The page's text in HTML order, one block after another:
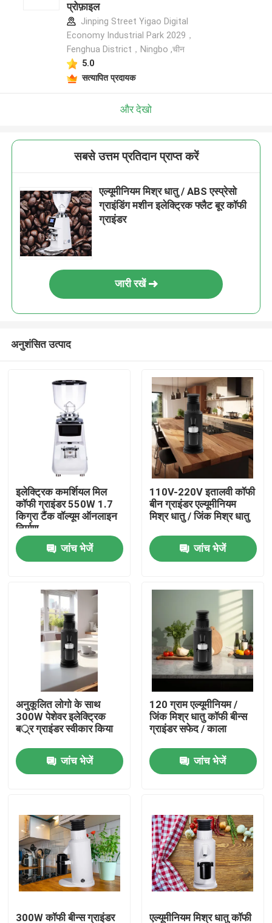
उत्पादों
वीआर दिखाएँ
हमारे बारे में
कारखाना भ्रमण
गुणवत्ता नियंत्रण
मामलों
कॉफी बीन ग्राइंडर
गड़गड़ाहट कॉफी की चक्की
प्रोफ़ाइल
Jinping Street Yigao Digital
Economy Industrial Park 2029，
Fenghua District，Ningbo ,चीन
5.0
सत्यापित प्रदायक
और देखो
सबसे उत्तम प्रतिदान प्राप्त करें
एल्यूमीनियम मिश्र धातु / ABS एस्प्रेसो
ग्राइंडिंग मशीन इलेक्ट्रिक फ्लैट बूर कॉफी
ग्राइंडर
जारी रखें
अनुशंसित उत्पाद
इलेक्ट्रिक कमर्शियल मिल
कॉफी ग्राइंडर 550W 1.7
किग्रा टैंक वॉल्यूम ऑनलाइन
निर्माण
जांच भेजें
110V-220V इतालवी कॉफी
बीन ग्राइंडर एल्यूमीनियम
मिश्र धातु / जिंक मिश्र धातु
जांच भेजें
अनुकूलित लोगो के साथ
300W पेशेवर इलेक्ट्रिक
बर््र ग्राइंडर स्वीकार किया
जांच भेजें
120 ग्राम एल्यूमीनियम /
जिंक मिश्र धातु कॉफी बीन्स
ग्राइंडर सफेद / काला
जांच भेजें
300W कॉफी बीन्स ग्राइंडर एल्यूमीनियम मिश्र धातु कॉफी